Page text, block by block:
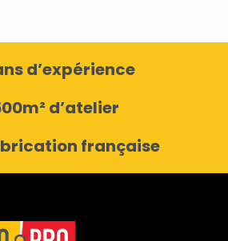
d’expérience
d’atelier
française